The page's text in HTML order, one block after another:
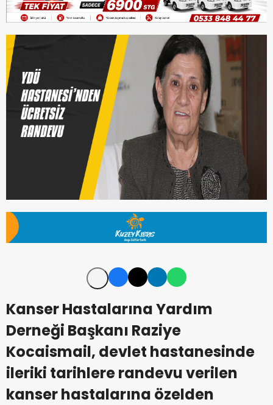
Kanser Hastalarına Yardım
Derneği Başkanı Raziye
Kocaismail, devlet hastanesinde
ileriki tarihlere randevu verilen
kanser hastalarına özelden